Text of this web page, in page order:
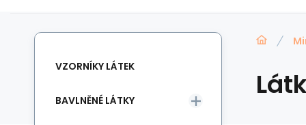
VZORNÍKY LÁTEK
BAVLNĚNÉ LÁTKY